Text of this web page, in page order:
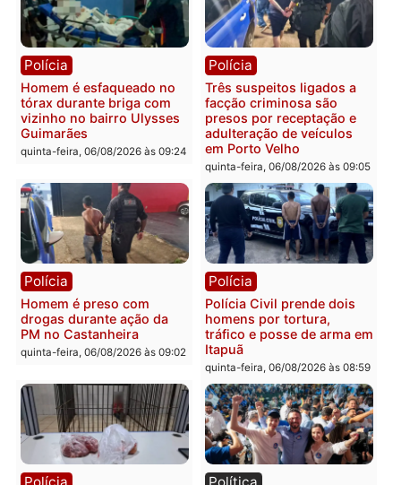
Polícia
Tragédia na BR-364:
colisão entre caminhão e
carro deixa quatro mortos
em Porto Velho
Política
Ministro Dias Tofolli , do
TSE, determina
e processamento da
que pode levar à perda
mandato da prefeita de
Pimenta Bueno
quinta-feira, 06/08/2026 às
Polícia
Policiais militares
prendem trio na zona
Leste
quinta-feira, 06/08/2026 às 09:28
Polícia
Jovem é encontrado
na Rua dos Cravos e
é investigado pela
em RO
quinta-feira, 06/08/2026 às